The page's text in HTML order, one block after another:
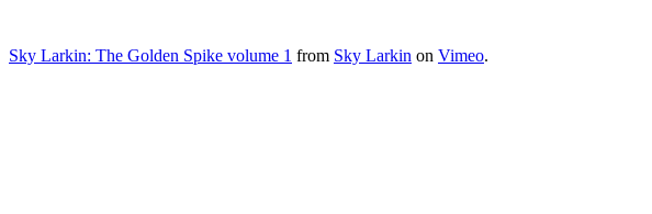
Sky Larkin: The Golden Spike volume 1 from Sky Larkin on Vimeo.